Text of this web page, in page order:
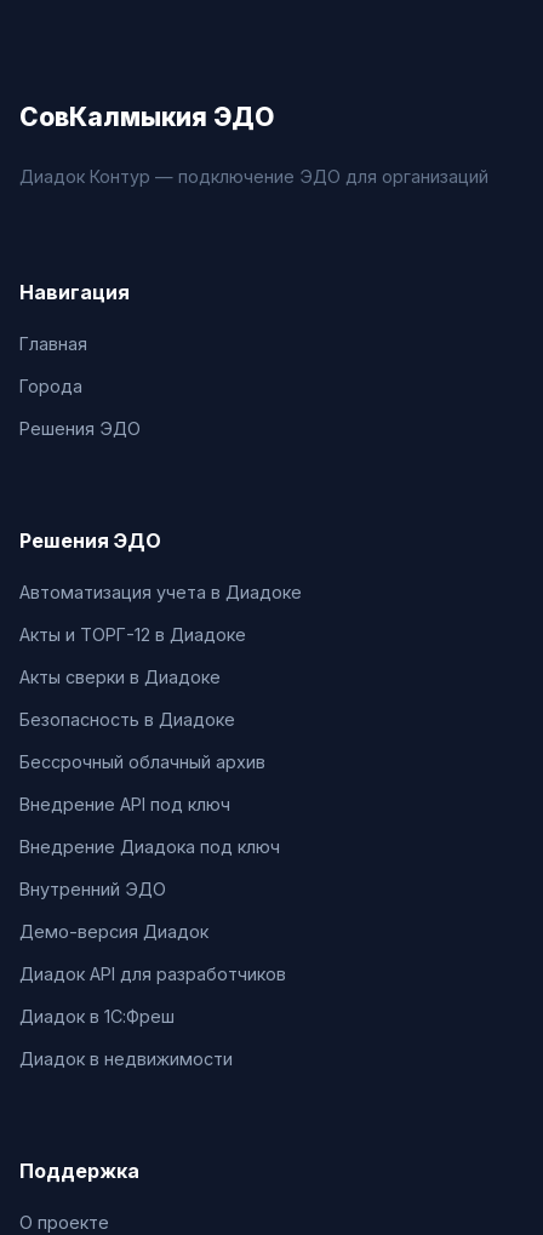
СовКалмыкия ЭДО
Диадок Контур — подключение ЭДО для организаций
Навигация
Главная
Города
Решения ЭДО
Решения ЭДО
Автоматизация учета в Диадоке
Акты и ТОРГ-12 в Диадоке
Акты сверки в Диадоке
Безопасность в Диадоке
Бессрочный облачный архив
Внедрение API под ключ
Внедрение Диадока под ключ
Внутренний ЭДО
Демо-версия Диадок
Диадок API для разработчиков
Диадок в 1С:Фреш
Диадок в недвижимости
Поддержка
О проекте